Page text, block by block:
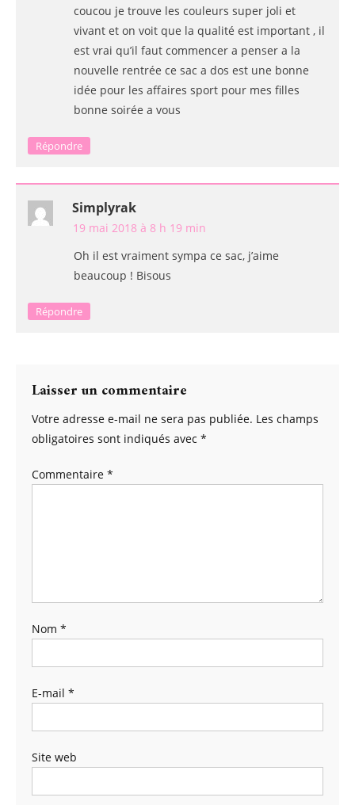
coucou je trouve les couleurs super joli et
vivant et on voit que la qualité est important , il
est vrai qu’il faut commencer a penser a la
nouvelle rentrée ce sac a dos est une bonne
idée pour les affaires sport pour mes filles
bonne soirée a vous
Répondre
Simplyrak
19 mai 2018 à 8 h 19 min
Oh il est vraiment sympa ce sac, j’aime
beaucoup ! Bisous
Répondre
Laisser un commentaire
Votre adresse e-mail ne sera pas publiée. Les champs
obligatoires sont indiqués avec *
Commentaire *
Nom *
E-mail *
Site web